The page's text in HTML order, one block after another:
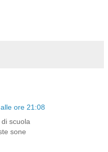
ore 21:08
scuola
sone